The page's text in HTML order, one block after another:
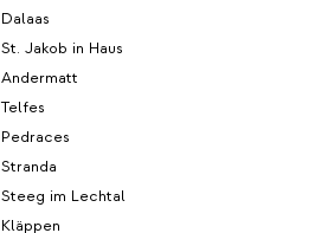
Dalaas
St. Jakob in Haus
Andermatt
Telfes
Pedraces
Stranda
Steeg im Lechtal
Kläppen